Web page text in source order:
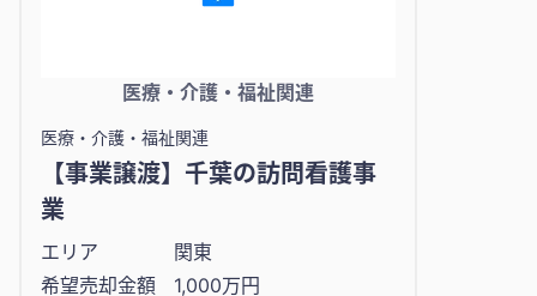
医療・介護・福祉関連
医療・介護・福祉関連
【事業譲渡】千葉の訪問看護事
業
エリア
関東
希望売却金額
1,000万円